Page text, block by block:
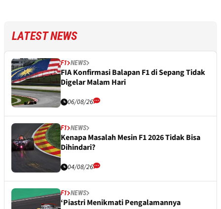
LATEST NEWS
F1 NEWS
FIA Konfirmasi Balapan F1 di Sepang Tidak
Digelar Malam Hari
06/08/26
F1 NEWS
Kenapa Masalah Mesin F1 2026 Tidak Bisa
Dihindari?
04/08/26
F1 NEWS
‘Piastri Menikmati Pengalamannya